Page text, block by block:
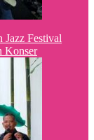
Jazz Festival
Konser